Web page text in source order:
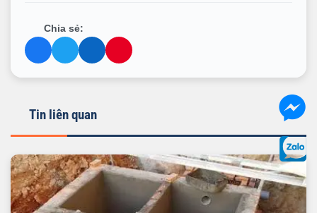
Chia sẻ:
Tin liên quan